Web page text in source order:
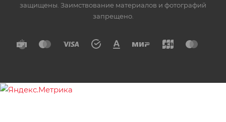
защищены. Заимствование материалов и фотографий
запрещено.